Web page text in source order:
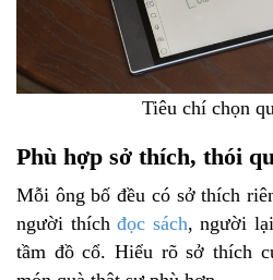
Tiêu chí chọn
Phù hợp sở thích, thói
Mỗi ông bố đều có sở thích
người thíchđọc sách, người
tầm đồ cổ. Hiểu rõ sở thích